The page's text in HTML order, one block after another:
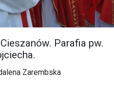
Parafia pw.
Zarembska